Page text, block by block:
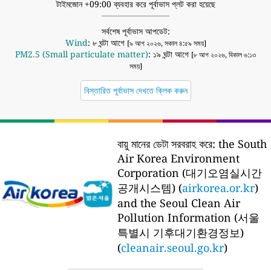
টাইমজোন +09:00 ব্যবহার করে পূর্বাভাস প্লট করা হয়েছে
সর্বশেষ পূর্বাভাস আপডেট:
Wind: ৮ ঘন্টা আগে [৯ আগ ২০২৬, সকাল ৪:৫৯ সময়]
PM2.5 (Small particulate matter): ১৯ ঘন্টা আগে [৮ আগ ২০২৬, বিকাল ৬:১৩
সময়]
বিস্তারিত পূর্বাভাস দেখতে ক্লিক করুন
বায়ু মানের ডেটা সরবরাহ করে: the South
Air Korea Environment
Corporation (대기오염실시간
공개시스템) (airkorea.or.kr)
and the Seoul Clean Air
Pollution Information (서울
특별시 기후대기환경정보)
(cleanair.seoul.go.kr)